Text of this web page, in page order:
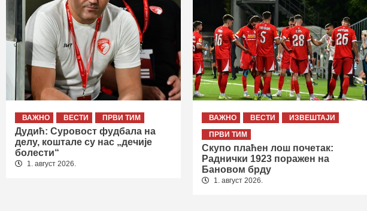
ВАЖНО ВЕСТИ ПРВИ ТИМ
Дудић: Суровост фудбала на
делу, коштале су нас „дечије
болести“
1. август 2026.
ВАЖНО ВЕСТИ
ИЗВЕШТАЈИ
ПРВИ ТИМ
Скупо плаћен лош почетак:
Раднички 1923 поражен на
Бановом брду
1. август 2026.